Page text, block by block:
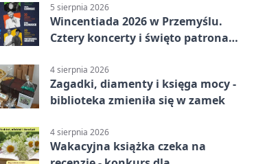
5 sierpnia 2026
Wincentiada 2026 w Przemyślu.
Cztery koncerty i święto patrona
4 sierpnia 2026
Zagadki, diamenty i księga mocy -
biblioteka zmieniła się w zamek
4 sierpnia 2026
Wakacyjna książka czeka na